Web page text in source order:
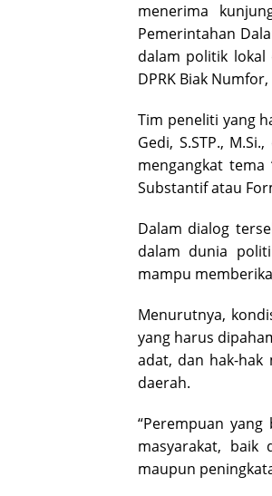
menerima
Pemerintahan
dalam politik lokal
DPRK Biak
Tim peneliti yang
Gedi, S.STP.,
mengangkat
Substantif atau
Dalam dialog
dalam dunia
mampu
Menurutnya,
yang harus
adat, dan hak-hak
daerah.
“Perempuan
masyarakat, baik
maupun